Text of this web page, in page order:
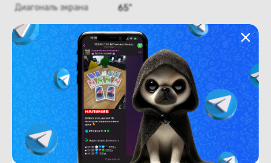
Диагональ экрана 65"
Конструкция
Цвет чёрный/серый
Похожие товары